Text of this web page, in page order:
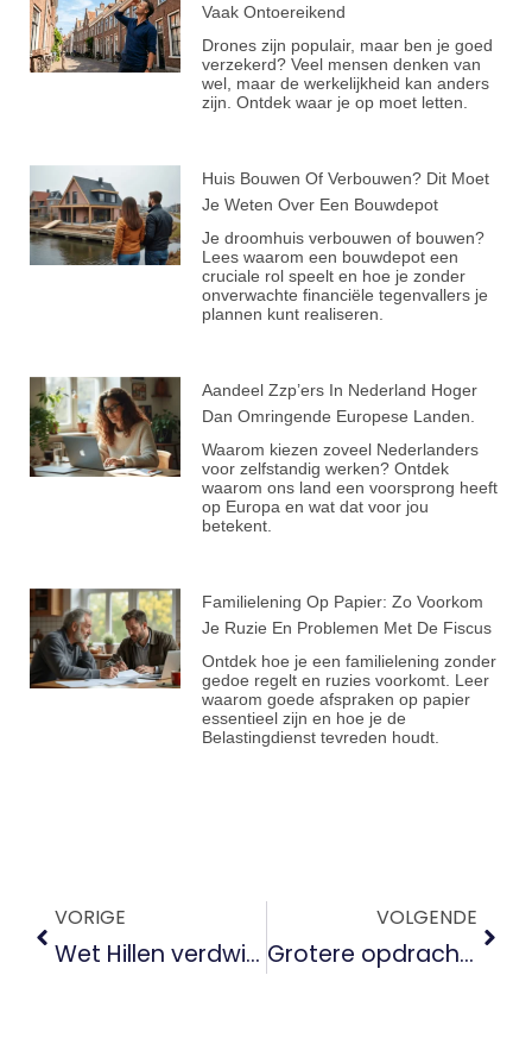
Vaak Ontoereikend
Drones zijn populair, maar ben je goed
verzekerd? Veel mensen denken van
wel, maar de werkelijkheid kan anders
zijn. Ontdek waar je op moet letten.
Huis Bouwen Of Verbouwen? Dit Moet
Je Weten Over Een Bouwdepot
Je droomhuis verbouwen of bouwen?
Lees waarom een bouwdepot een
cruciale rol speelt en hoe je zonder
onverwachte financiële tegenvallers je
plannen kunt realiseren.
Aandeel Zzp’ers In Nederland Hoger
Dan Omringende Europese Landen.
Waarom kiezen zoveel Nederlanders
voor zelfstandig werken? Ontdek
waarom ons land een voorsprong heeft
op Europa en wat dat voor jou
betekent.
Familielening Op Papier: Zo Voorkom
Je Ruzie En Problemen Met De Fiscus
Ontdek hoe je een familielening zonder
gedoe regelt en ruzies voorkomt. Leer
waarom goede afspraken op papier
essentieel zijn en hoe je de
Belastingdienst tevreden houdt.
VORIGE
Wet Hillen verdwijnt sneller: dit betaal je extra als je huis hypotheekvrij is
VOLGENDE
Grotere opdrachten binnenhalen als zzp’er? Samenwerken in een coöperatie biedt kansen